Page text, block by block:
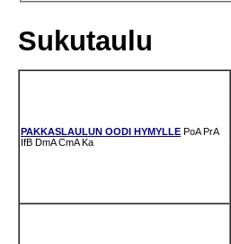
Sukutaulu
PAKKASLAULUN OODI HYMYLLE PoA PrA
IfB DmA CmA Ka